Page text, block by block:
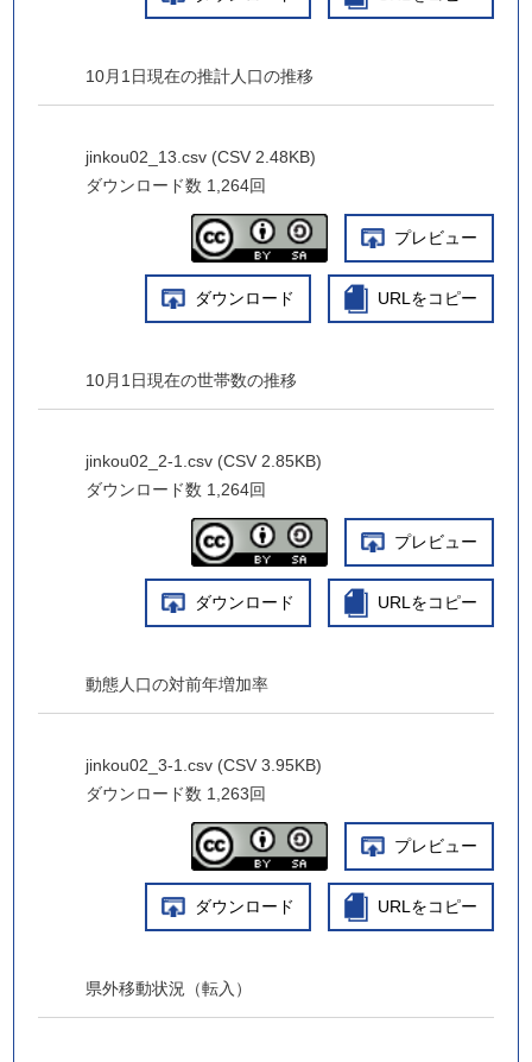
10月1日現在の推計人口の推移
jinkou02_13.csv (CSV 2.48KB)
ダウンロード数 1,264回
プレビュー
ダウンロード URLをコピー
10月1日現在の世帯数の推移
jinkou02_2-1.csv (CSV 2.85KB)
ダウンロード数 1,264回
プレビュー
ダウンロード URLをコピー
動態人口の対前年増加率
jinkou02_3-1.csv (CSV 3.95KB)
ダウンロード数 1,263回
プレビュー
ダウンロード URLをコピー
県外移動状況（転入）